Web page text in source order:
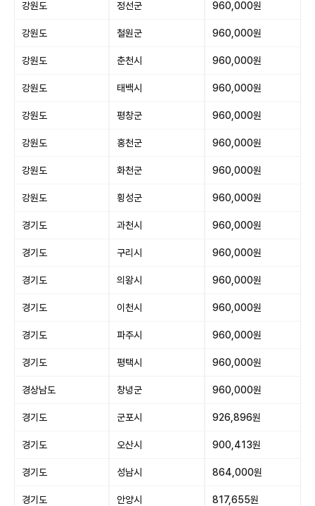
강원도 정선군 960,000원
강원도 철원군 960,000원
강원도 춘천시 960,000원
강원도 태백시 960,000원
강원도 평창군 960,000원
강원도 홍천군 960,000원
강원도 화천군 960,000원
강원도 횡성군 960,000원
경기도 과천시 960,000원
경기도 구리시 960,000원
경기도 의왕시 960,000원
경기도 이천시 960,000원
경기도 파주시 960,000원
경기도 평택시 960,000원
경상남도 창녕군 960,000원
경기도 군포시 926,896원
경기도 오산시 900,413원
경기도 성남시 864,000원
경기도 안양시 817,655원